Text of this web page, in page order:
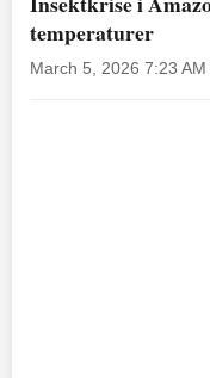
temperaturer
March 5, 2026 7:23 AM